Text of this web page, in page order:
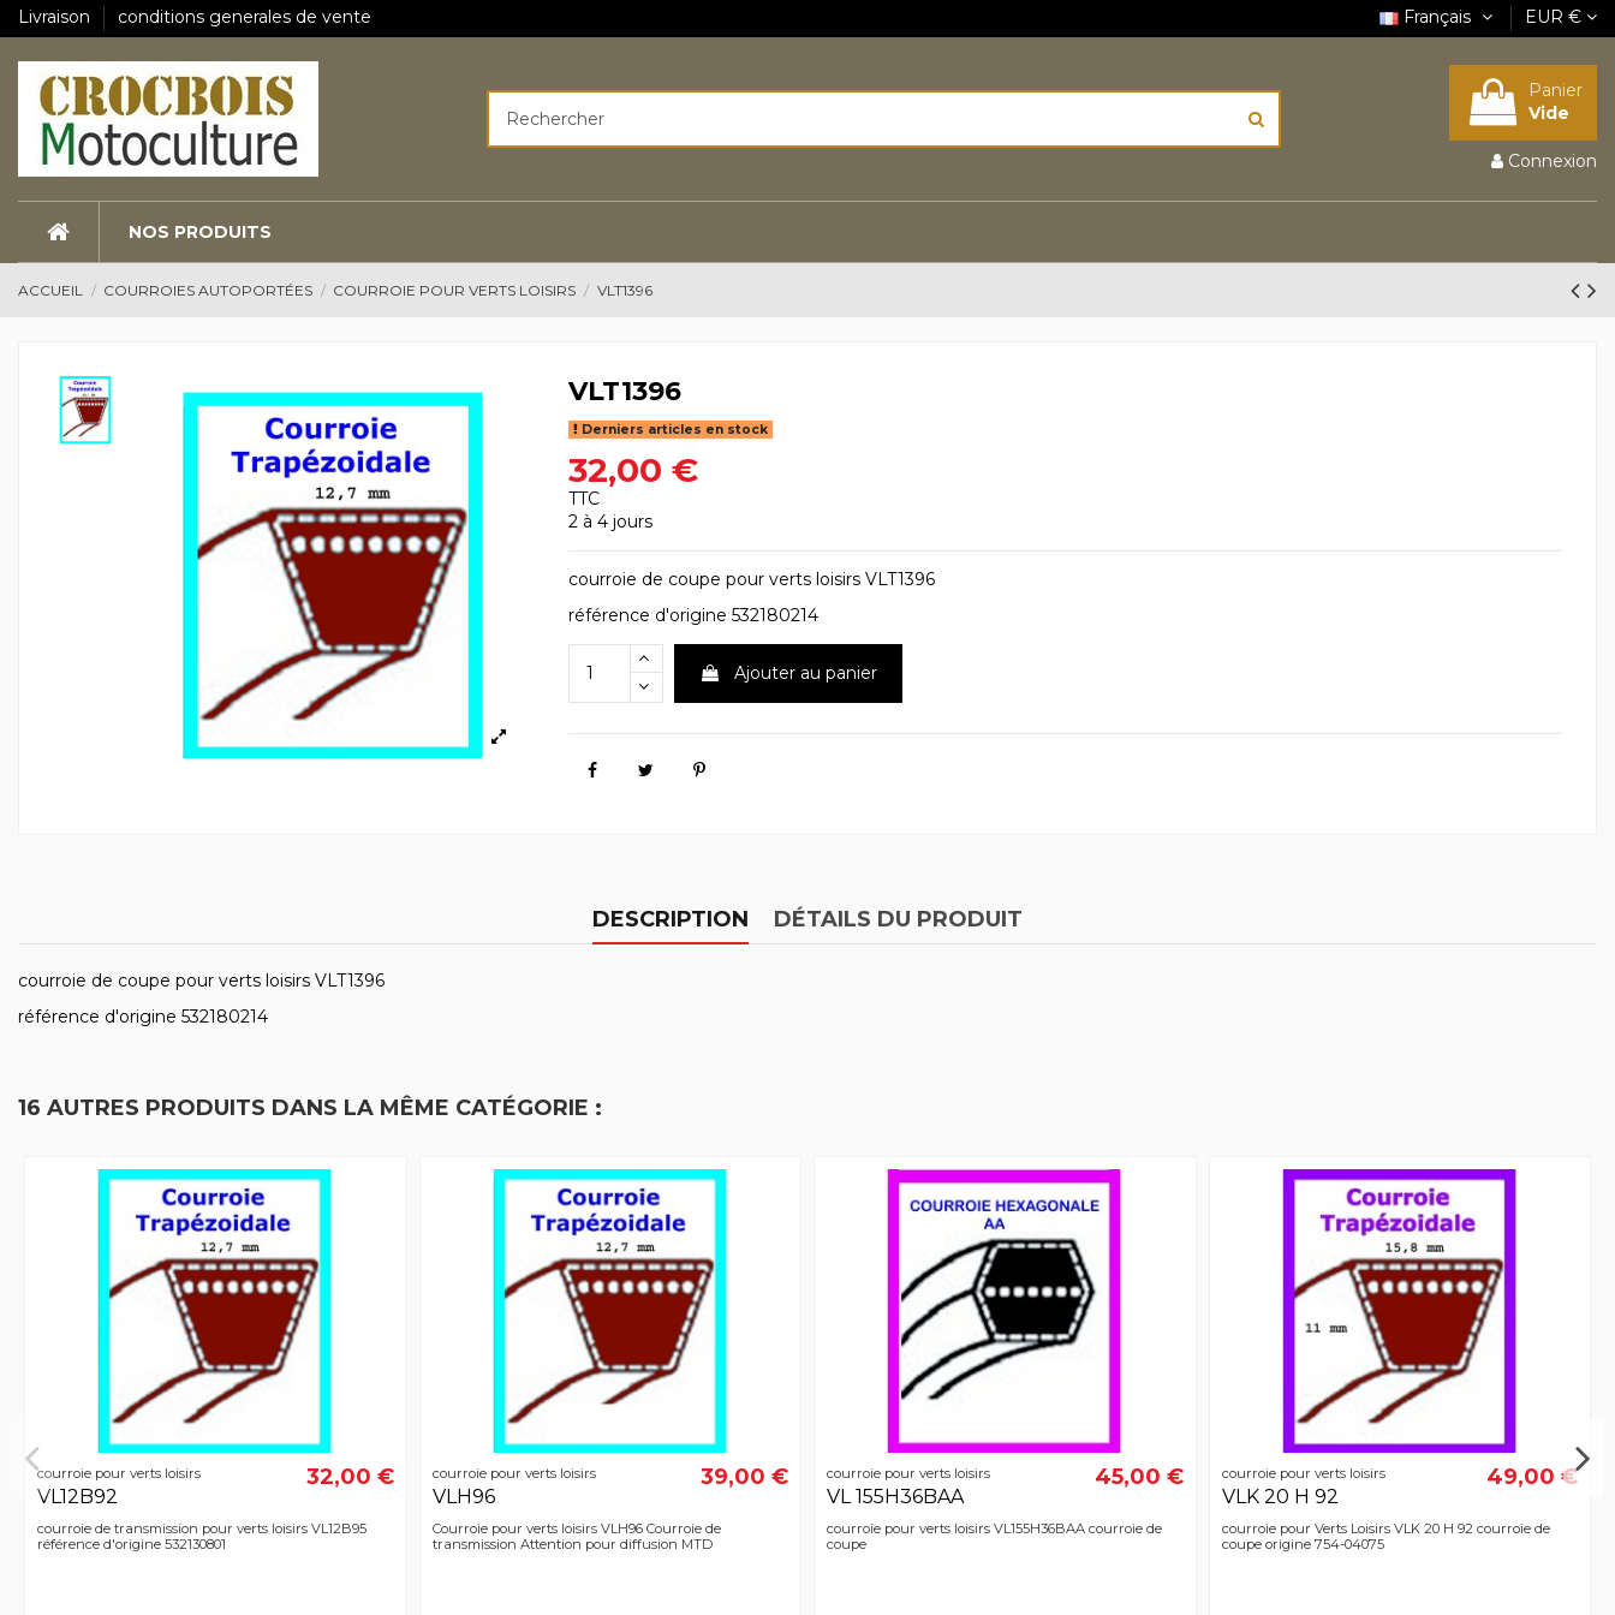
Livraison conditions generales de vente Français EUR €
Panier
Vide
Connexion
NOS PRODUITS
ACCUEIL COURROIES AUTOPORTÉES COURROIE POUR VERTS LOISIRS VLT1396
VLT1396
Derniers articles en stock
32,00 €
TTC
2 à 4 jours
courroie de coupe pour verts loisirs VLT1396
référence d'origine 532180214
Ajouter au panier
DESCRIPTION DÉTAILS DU PRODUIT
courroie de coupe pour verts loisirs VLT1396
référence d'origine 532180214
16 AUTRES PRODUITS DANS LA MÊME CATÉGORIE :
courroie pour verts loisirs
VL12B92
32,00 €
courroie de transmission pour verts loisirs VL12B95
référence d'origine 532130801
courroie pour verts loisirs
VLH96
39,00 €
Courroie pour verts loisirs VLH96 Courroie de
transmission Attention pour diffusion MTD
courroie pour verts loisirs
VL 155H36BAA
45,00 €
courroie pour verts loisirs VL155H36BAA courroie de
coupe
courroie pour verts loisirs
VLK 20 H 92
49,00 €
courroie pour Verts Loisirs VLK 20 H 92 courroie de
coupe origine 754-04075